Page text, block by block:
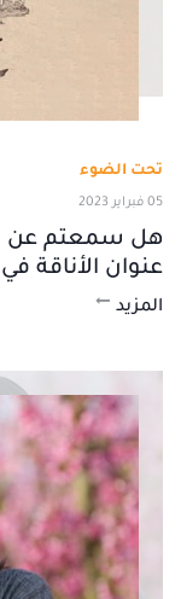
تحت الضوء
05 فبراير 2023
هل سمعتم عن
عنوان الأناقة
المزيد